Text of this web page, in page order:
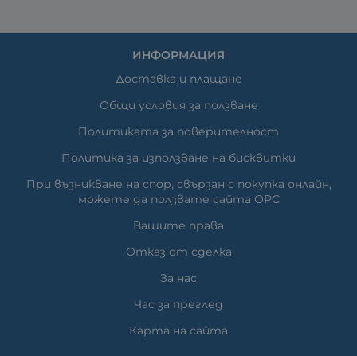
ИНФОРМАЦИЯ
Доставка и плащане
Общи условия за ползване
Политиката за поверителност
Политика за използване на бисквитки
При възникване на спор, свързан с покупка онлайн,
можете да ползвате сайта ОРС
Вашите права
Отказ от сделка
За нас
Час за преглед
Карта на сайта